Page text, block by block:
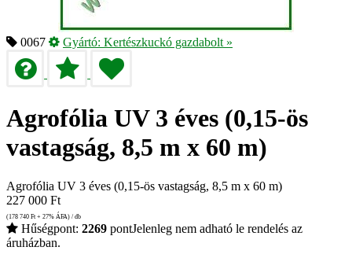
0067 Gyártó: Kertészkuckó gazdabolt »
Agrofólia UV 3 éves (0,15-ös
vastagság, 8,5 m x 60 m)
Agrofólia UV 3 éves (0,15-ös vastagság, 8,5 m x 60 m)
227 000 Ft
(178 740 Ft + 27% ÁFA) / db
Hűségpont: 2269 pontJelenleg nem adható le rendelés az
áruházban.